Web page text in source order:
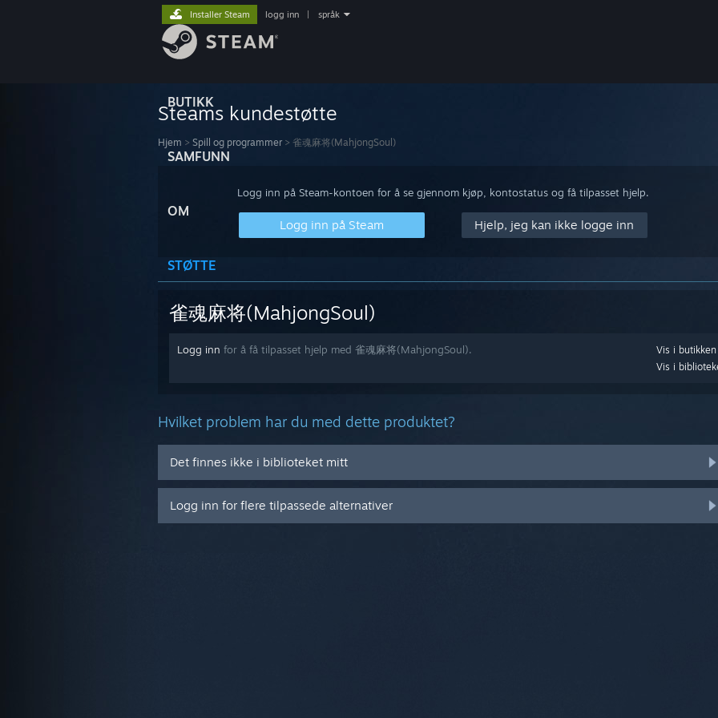
BUTIKK
SAMFUNN
OM
STØTTE
Installer Steam logg inn språk
Steams kundestøtte
Hjem > Spill og programmer > 雀魂麻将(MahjongSoul)
Logg inn på Steam-kontoen for å se gjennom kjøp, kontostatus og få tilpasset hjelp.
Logg inn på Steam Hjelp, jeg kan ikke logge inn
雀魂麻将(MahjongSoul)
Vis i butikken
Vis i
Logg inn for å få tilpasset hjelp med 雀魂麻将(MahjongSoul).
Hvilket problem har du med dette produktet?
Det finnes ikke i biblioteket mitt
Logg inn for flere tilpassede alternativer